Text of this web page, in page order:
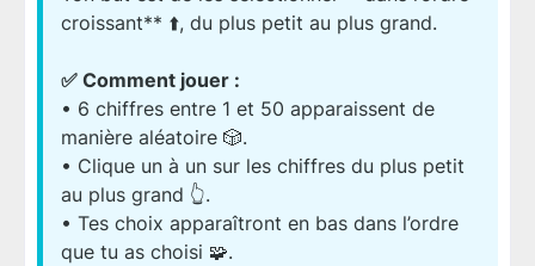
croissant** ⬆️, du plus petit au plus grand.
✅ Comment jouer :
• 6 chiffres entre 1 et 50 apparaissent de
manière aléatoire 🎲.
• Clique un à un sur les chiffres du plus petit
au plus grand 👆.
• Tes choix apparaîtront en bas dans l’ordre
que tu as choisi 🧩.